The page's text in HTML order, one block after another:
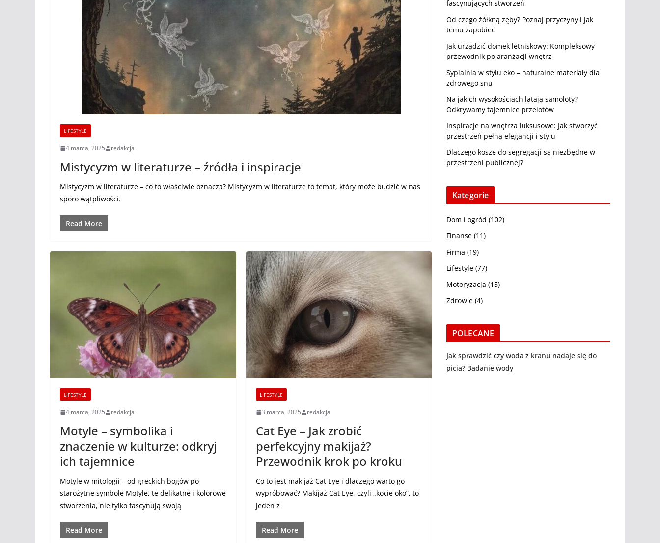
LIFESTYLE
4 marca, 2025 redakcja
Mistycyzm w literaturze – źródła i inspiracje
Mistycyzm w literaturze – co to właściwie oznacza? Mistycyzm w literaturze to temat, który może budzić w nas
sporo wątpliwości.
Read More
LIFESTYLE
4 marca, 2025 redakcja
Motyle – symbolika i
znaczenie w kulturze: odkryj
ich tajemnice
Motyle w mitologii – od greckich bogów po
starożytne symbole Motyle, te delikatne i kolorowe
stworzenia, nie tylko fascynują swoją
Read More
LIFESTYLE
3 marca, 2025 redakcja
Cat Eye – Jak zrobić
perfekcyjny makijaż?
Przewodnik krok po kroku
Co to jest makijaż Cat Eye i dlaczego warto go
wypróbować? Makijaż Cat Eye, czyli „kocie oko”, to
jeden z
Read More
fascynujących stworzeń
Od czego żółkną zęby? Poznaj przyczyny i jak
temu zapobiec
Jak urządzić domek letniskowy: Kompleksowy
przewodnik po aranżacji wnętrz
Sypialnia w stylu eko – naturalne materiały dla
zdrowego snu
Na jakich wysokościach latają samoloty?
Odkrywamy tajemnice przelotów
Inspiracje na wnętrza luksusowe: Jak stworzyć
przestrzeń pełną elegancji i stylu
Dlaczego kosze do segregacji są niezbędne w
przestrzeni publicznej?
Kategorie
Dom i ogród (102)
Finanse (11)
Firma (19)
Lifestyle (77)
Motoryzacja (15)
Zdrowie (4)
POLECANE
Jak sprawdzić czy woda z kranu nadaje się do
picia? Badanie wody